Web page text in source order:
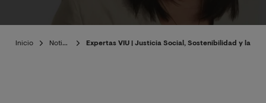
Inicio Noticias Expertas VIU | Justicia Social, Sostenibilidad y la